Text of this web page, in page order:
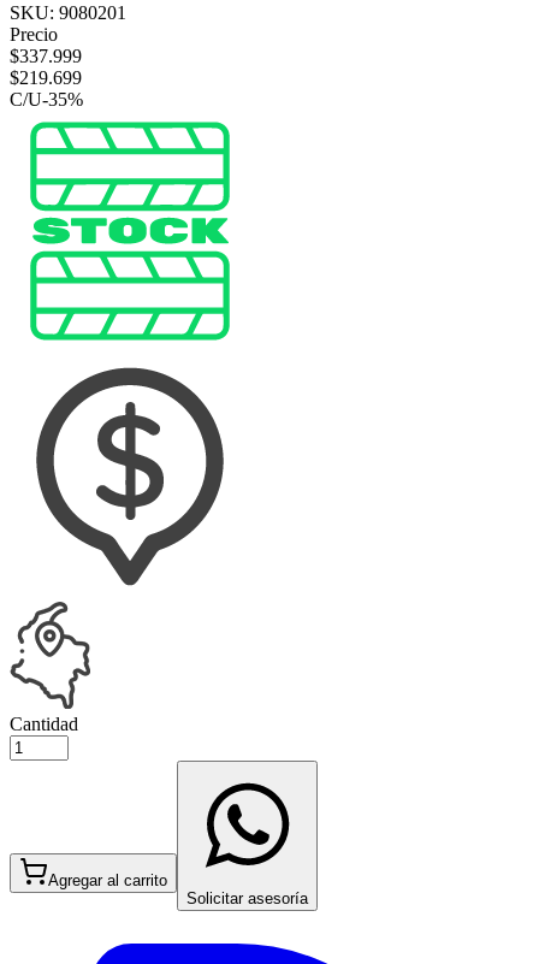
SKU: 9080201
Precio
$337.999
$219.699
C/U-35%
Cantidad
Agregar al carrito
Solicitar asesoría